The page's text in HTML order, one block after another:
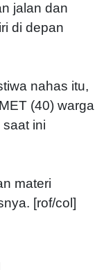
jalan dan
di depan
nahas itu,
(40) warga
ini
materi
[rof/col]